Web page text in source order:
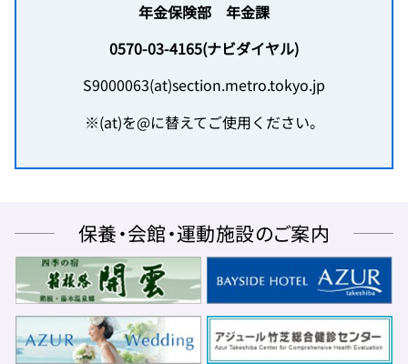
年金保険部 年金課
0570-03-4165(ナビダイヤル)
S9000063(at)section.metro.tokyo.jp
※(at)を@に替えてご使用ください。
保養・会館・運動施設のご案内